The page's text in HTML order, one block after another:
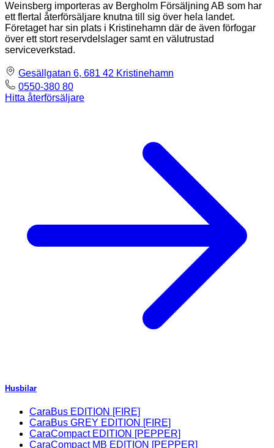
Weinsberg importeras av Bergholm Försäljning AB som har
ett flertal återförsäljare knutna till sig över hela landet.
Företaget har sin plats i Kristinehamn där de även förfogar
över ett stort reservdelslager samt en välutrustad
serviceverkstad.
Gesällgatan 6, 681 42 Kristinehamn
0550-380 80
Hitta återförsäljare
Husbilar
CaraBus EDITION [FIRE]
CaraBus GREY EDITION [FIRE]
CaraCompact EDITION [PEPPER]
CaraCompact MB EDITION [PEPPER]